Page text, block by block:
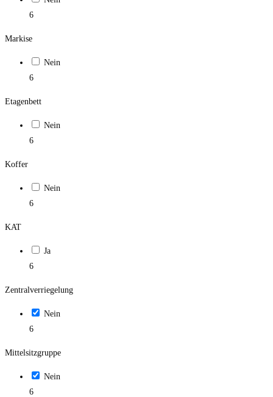
6
Markise
Nein
6
Etagenbett
Nein
6
Koffer
Nein
6
KAT
Ja
6
Zentralverriegelung
Nein
6
Mittelsitzgruppe
Nein
6